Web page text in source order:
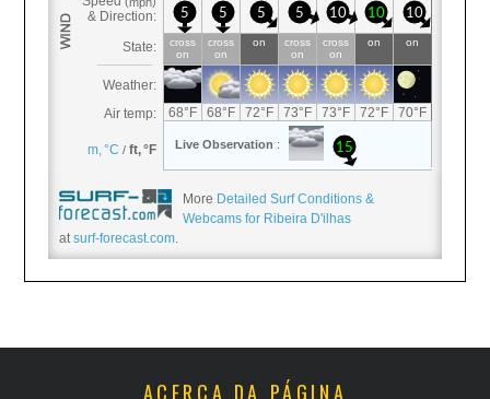
More Detailed Surf Conditions &
Webcams for Ribeira D'ilhas
atsurf-forecast.com.
ACERCA DA PÁGINA